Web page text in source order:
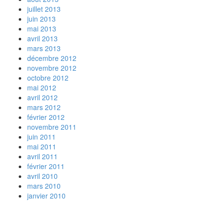
juillet 2013
juin 2013
mai 2013
avril 2013
mars 2013
décembre 2012
novembre 2012
octobre 2012
mai 2012
avril 2012
mars 2012
février 2012
novembre 2011
juin 2011
mai 2011
avril 2011
février 2011
avril 2010
mars 2010
janvier 2010